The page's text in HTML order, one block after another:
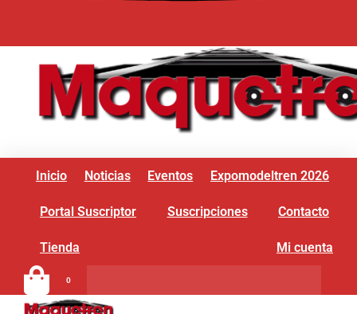
Inicio Noticias Eventos Expomodeltren 2026
Portal Suscriptor Suscripciones Contacto
Tienda Mi cuenta
Carrito
MENU